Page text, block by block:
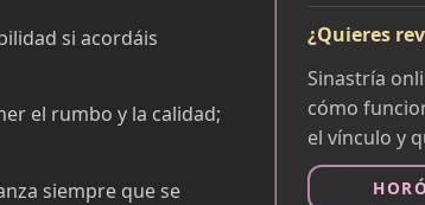
si acordáis
el rumbo y la calidad;
siempre que se
¿Quieres
Sinastría
cómo
el vínculo y